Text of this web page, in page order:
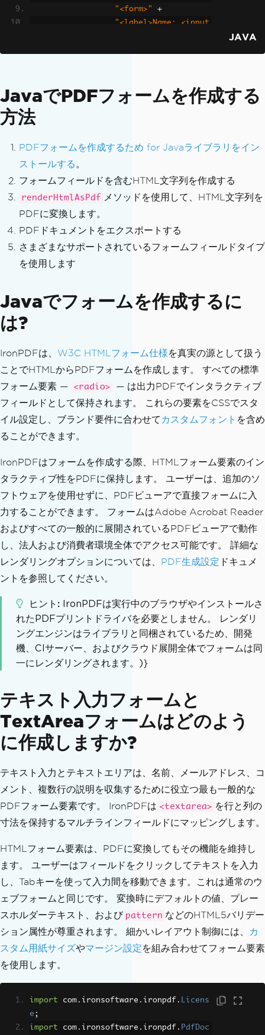
"<form>"
+
"<label>Name: <input
"</form>"
;
// Render HTML to PDF — form fields ar
PdfDocument pdf = PdfDocument.renderHt
mlAsPdf
formHtml
JAVA
JavaでPDFフォームを作成する
方法
PDFフォームを作成するため for Javaライブラリをイン
ストールする 。
フォームフィールドを含むHTML文字列を作成する
renderHtmlAsPdf メソッドを使用して、HTML文字列を
PDFに変換します。
PDFドキュメントをエクスポートする
さまざまなサポートされているフォームフィールドタイプ
を使用します
Javaでフォームを作成するに
は?
IronPDFは、 W3C HTMLフォーム仕様を真実の源として扱う
ことでHTMLからPDFフォームを作成します。 すべての標準
フォーム要素 — <radio>
— は出力PDFでインタラクティブ
フィールドとして保持されます。 これらの要素をCSSでスタ
イル設定し、ブランド要件に合わせて カスタムフォント を含め
ることができます。
IronPDFはフォームを作成する際、HTMLフォーム要素のイン
タラクティブ性をPDFに保持します。 ユーザーは、追加のソ
フトウェアを使用せずに、PDFビューアで直接フォームに入
力することができます。 フォームはAdobe Acrobat Reader
およびすべての一般的に展開されているPDFビューアで動作
し、法人および消費者環境全体でアクセス可能です。 詳細な
レンダリングオプションについては、 PDF生成設定 ドキュメ
ントを参照してください。
ヒント
IronPDFは実行中のブラウザやインストールさ
れたPDFプリントドライバを必要としません。 レンダリ
ングエンジンはライブラリと同梱されているため、開発
機、CIサーバー、およびクラウド展開全体でフォームは同
一にレンダリングされます。)}
テキスト入力フォームと
TextAreaフォームはどのよう
に作成しますか?
テキスト入力とテキストエリアは、名前、メールアドレス、コ
メント、複数行の説明を収集するために役立つ最も一般的な
PDFフォーム要素です。 IronPDFは <textarea> を行と列の
寸法を保持するマルチラインフィールドにマッピングします。
HTMLフォーム要素は、PDFに変換してもその機能を維持し
ます。 ユーザーはフィールドをクリックしてテキストを入力
し、Tabキーを使って入力間を移動できます。これは通常のウ
ェブフォームと同じです。 変換時にデフォルトの値、プレー
スホルダーテキスト、および pattern などのHTML5バリデー
ション属性が尊重されます。 細かいレイアウト制御には、
カ
スタム用紙サイズやマージン設定を組み合わせてフォーム要素
を使用します。
import com . ironsoftware . ironpdf . Licens
e ;
import com . ironsoftware . ironpdf . PdfDoc